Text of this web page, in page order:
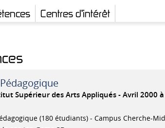
Centres d'intérêt
Supérieur des Arts Appliqués Avril 2000
(180 étudiants) - Campus Cherche-